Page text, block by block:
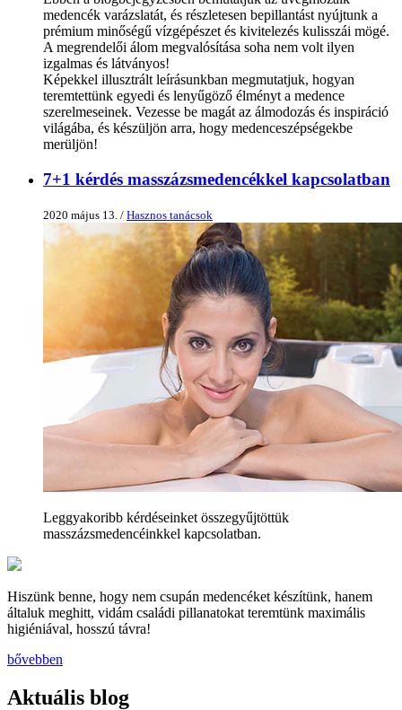
medencék varázslatát, és részletesen bepillantást nyújtunk a
prémium minőségű vízgépészet és kivitelezés kulisszái mögé.
A megrendelői álom megvalósítása soha nem volt ilyen
izgalmas és látványos!
Képekkel illusztrált leírásunkban megmutatjuk, hogyan
teremtettünk egyedi és lenyűgöző élményt a medence
szerelmeseinek. Vezesse be magát az álmodozás és inspiráció
világába, és készüljön arra, hogy medenceszépségekbe
merüljön!
7+1 kérdés masszázsmedencékkel kapcsolatban
2020 május 13. / Hasznos tanácsok
Leggyakoribb kérdéseinket összegyűjtöttük
masszázsmedencéinkkel kapcsolatban.
Hiszünk benne, hogy nem csupán medencéket készítünk, hanem
általuk meghitt, vidám családi pillanatokat teremtünk maximális
higiéniával, hosszú távra!
bővebben
Aktuális blog